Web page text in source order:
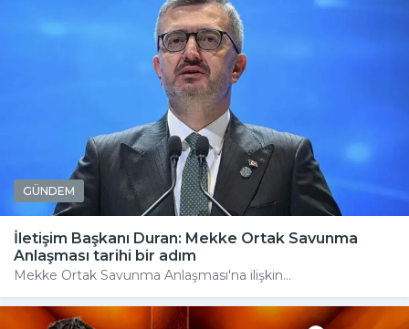
GÜNDEM
İletişim Başkanı Duran: Mekke Ortak Savunma
Anlaşması tarihi bir adım
Mekke Ortak Savunma Anlaşması'na ilişkin...